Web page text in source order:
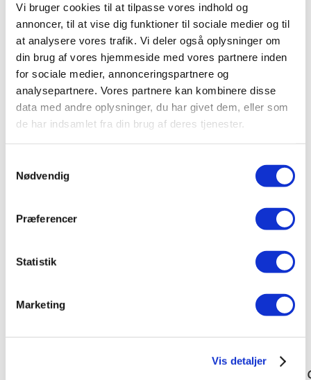
Vi bruger cookies til at tilpasse vores indhold og
annoncer, til at vise dig funktioner til sociale medier og til
at analysere vores trafik. Vi deler også oplysninger om
din brug af vores hjemmeside med vores partnere inden
for sociale medier, annonceringspartnere og
analysepartnere. Vores partnere kan kombinere disse
data med andre oplysninger, du har givet dem, eller som
de har indsamlet fra din brug af deres tjenester.
Nødvendig
Præferencer
Statistik
Marketing
Vis detaljer
E-sport
Høvdingebold
Sommerfest i Stouby
Tæppecurling
Om os
Vedtægter
Bestyrelse
Generalforsamling
Stouby.nu
Presse
Tilmelding